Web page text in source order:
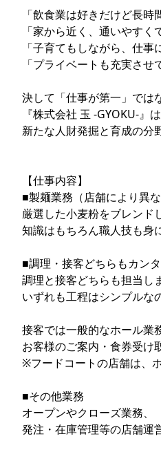
「飲食業は好きだけど長時
「家から近く、通いやすく
「子育てもしながら、仕事
「プライベートも充実させ
決して「仕事が第一」では
『株式会社 玉 -GYOKU-』
新たな人財発掘と育成の分
【仕事内容】
■製麺業務（店舗により異な
厳選した小麦粉をブレンド
知識はもちろん職人技も身
■調理・接客どちらもカン
調理と接客どちらも担当し
いずれも工程はシンプルな
接客では一般的なホール業
お客様のご案内・食券受け
※フードコートの店舗は、
■その他業務
オープンやクローズ業務、
発注・在庫管理等の店舗運